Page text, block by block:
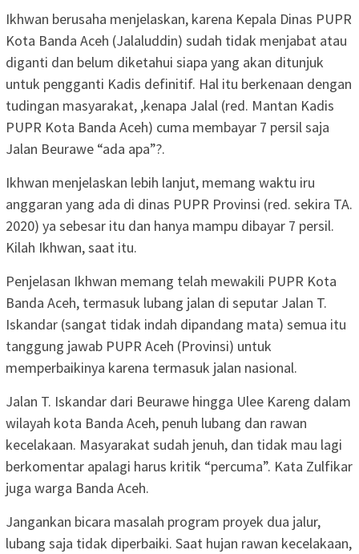
Ikhwan berusaha menjelaskan, karena Kepala Dinas PUPR
Kota Banda Aceh (Jalaluddin) sudah tidak menjabat atau
diganti dan belum diketahui siapa yang akan ditunjuk
untuk pengganti Kadis definitif. Hal itu berkenaan dengan
tudingan masyarakat, ,kenapa Jalal (red. Mantan Kadis
PUPR Kota Banda Aceh) cuma membayar 7 persil saja
Jalan Beurawe “ada apa”?.
Ikhwan menjelaskan lebih lanjut, memang waktu iru
anggaran yang ada di dinas PUPR Provinsi (red. sekira TA.
2020) ya sebesar itu dan hanya mampu dibayar 7 persil.
Kilah Ikhwan, saat itu.
Penjelasan Ikhwan memang telah mewakili PUPR Kota
Banda Aceh, termasuk lubang jalan di seputar Jalan T.
Iskandar (sangat tidak indah dipandang mata) semua itu
tanggung jawab PUPR Aceh (Provinsi) untuk
memperbaikinya karena termasuk jalan nasional.
Jalan T. Iskandar dari Beurawe hingga Ulee Kareng dalam
wilayah kota Banda Aceh, penuh lubang dan rawan
kecelakaan. Masyarakat sudah jenuh, dan tidak mau lagi
berkomentar apalagi harus kritik “percuma”. Kata Zulfikar
juga warga Banda Aceh.
Jangankan bicara masalah program proyek dua jalur,
lubang saja tidak diperbaiki. Saat hujan rawan kecelakaan,